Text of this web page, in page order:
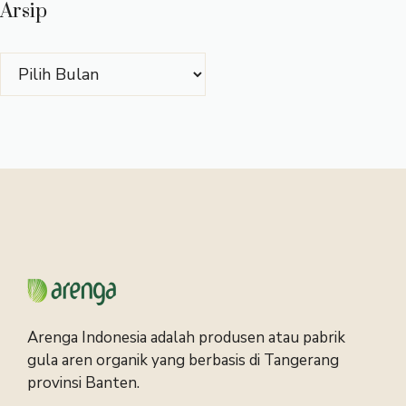
Arsip
Arsip
Arenga Indonesia adalah produsen atau pabrik
gula aren organik yang berbasis di Tangerang
provinsi Banten.